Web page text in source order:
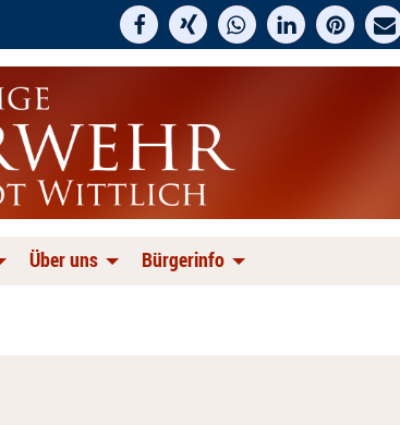
Über uns Bürgerinfo